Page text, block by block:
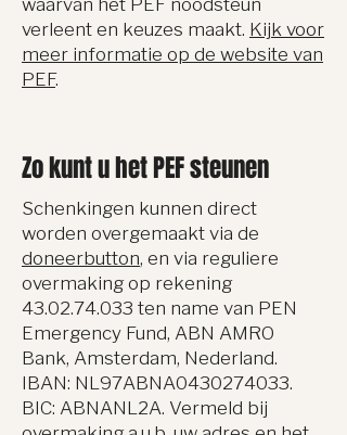
waarvan het PEF noodsteun
verleent en keuzes maakt. Kijk voor
meer informatie op de website van
PEF.
Zo kunt u het PEF steunen
Schenkingen kunnen direct
worden overgemaakt via de
doneerbutton, en via reguliere
overmaking op rekening
43.02.74.033 ten name van PEN
Emergency Fund, ABN AMRO
Bank, Amsterdam, Nederland.
IBAN: NL97ABNA0430274033.
BIC: ABNANL2A. Vermeld bij